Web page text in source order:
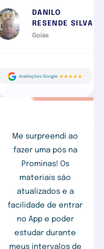
DANILO
RESENDE SILVA
Goiás
Me surpreendi ao
fazer uma pós na
Prominas! Os
materiais são
atualizados e a
facilidade de entrar
no App e poder
estudar durante
meus intervalos de